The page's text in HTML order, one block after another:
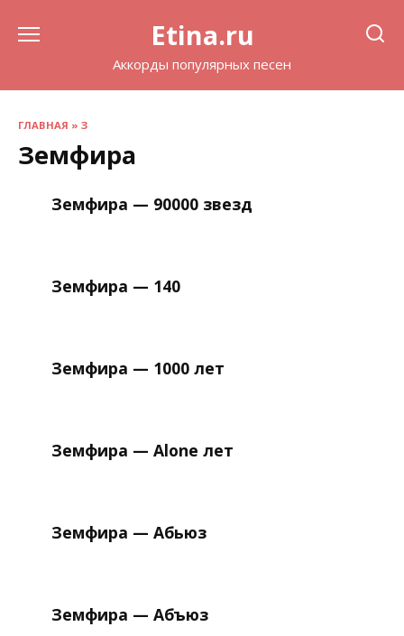
Etina.ru
Аккорды популярных песен
ГЛАВНАЯ » З
Земфира
Земфира — 90000 звезд
Земфира — 140
Земфира — 1000 лет
Земфира — Alone лет
Земфира — Абьюз
Земфира — Абъюз